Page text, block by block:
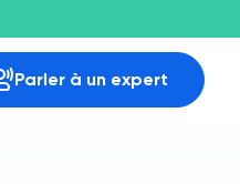
Parler à un expert